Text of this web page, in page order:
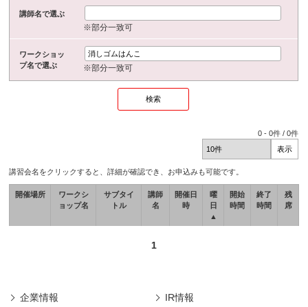
講師名で選ぶ
※部分一致可
ワークショッ
プ名で選ぶ
※部分一致可
0 -0件 /0件
講習会名をクリックすると、詳細が確認でき、お申込みも可能です。
開催場所
ワークシ
ョップ名
サブタイ
トル
講師
名
開催日
時
曜
日
▲
開始
時間
終了
時間
残
席
1
企業情報 IR情報